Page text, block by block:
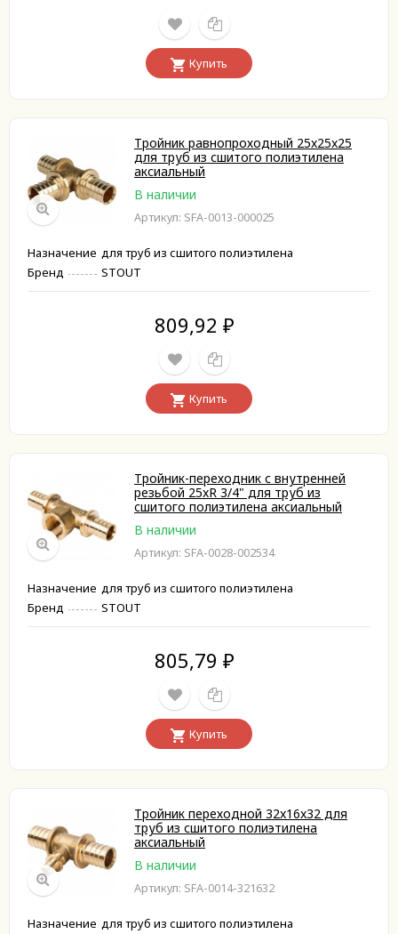
Купить
Тройник равнопроходный 25x25x25
для труб из сшитого полиэтилена
аксиальный
В наличии
Артикул: SFA-0013-000025
Назначение для труб из сшитого полиэтилена
Бренд
STOUT
809,92 ₽
Купить
Тройник-переходник с внутренней
резьбой 25xR 3/4" для труб из
сшитого полиэтилена аксиальный
В наличии
Артикул: SFA-0028-002534
Назначение для труб из сшитого полиэтилена
Бренд
STOUT
805,79 ₽
Купить
Тройник переходной 32x16x32 для
труб из сшитого полиэтилена
аксиальный
В наличии
Артикул: SFA-0014-321632
Назначение для труб из сшитого полиэтилена